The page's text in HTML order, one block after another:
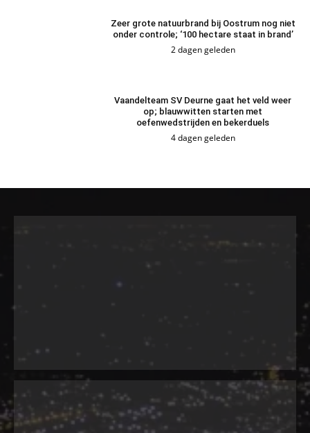
Zeer grote natuurbrand bij Oostrum nog niet
onder controle; ‘100 hectare staat in brand’
2 dagen geleden
Vaandelteam SV Deurne gaat het veld weer
op; blauwwitten starten met
oefenwedstrijden en bekerduels
4 dagen geleden